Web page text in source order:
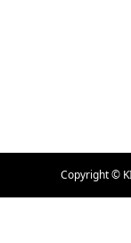
Copyright ©